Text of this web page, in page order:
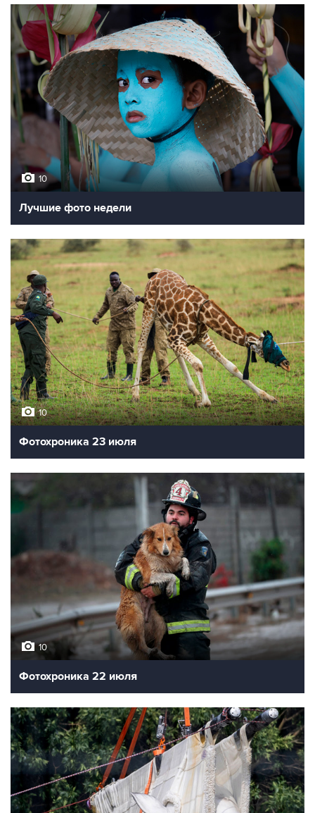
10
Лучшие фото недели
10
Фотохроника 23 июля
10
Фотохроника 22 июля